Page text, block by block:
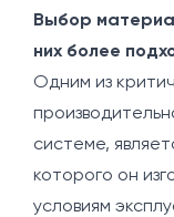
Выбор
них более
Одним из
системе,
которого он
условиям